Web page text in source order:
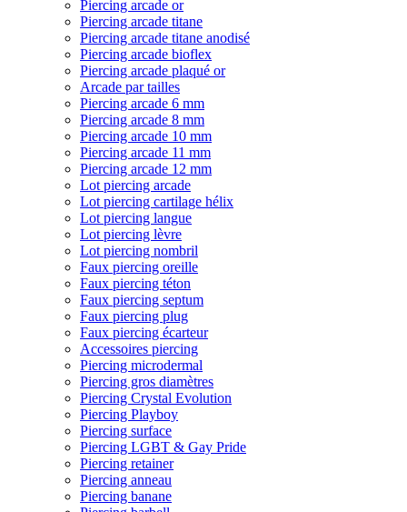
Piercing arcade or
Piercing arcade titane
Piercing arcade titane anodisé
Piercing arcade bioflex
Piercing arcade plaqué or
Arcade par tailles
Piercing arcade 6 mm
Piercing arcade 8 mm
Piercing arcade 10 mm
Piercing arcade 11 mm
Piercing arcade 12 mm
Lot piercing arcade
Lot piercing cartilage hélix
Lot piercing langue
Lot piercing lèvre
Lot piercing nombril
Faux piercing oreille
Faux piercing téton
Faux piercing septum
Faux piercing plug
Faux piercing écarteur
Accessoires piercing
Piercing microdermal
Piercing gros diamètres
Piercing Crystal Evolution
Piercing Playboy
Piercing surface
Piercing LGBT & Gay Pride
Piercing retainer
Piercing anneau
Piercing banane